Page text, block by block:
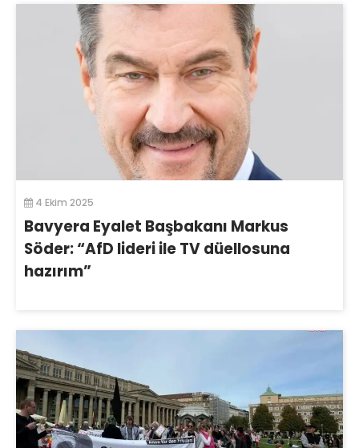
4 Ekim 2025
Bavyera Eyalet Başbakanı Markus
Söder: “AfD lideri ile TV düellosuna
hazırım”